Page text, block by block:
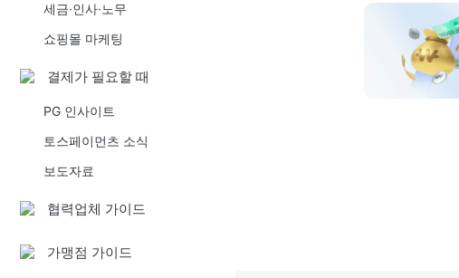
세금·인사·노무
쇼핑몰 마케팅
결제가 필요할 때
PG 인사이트
토스페이먼츠 소식
보도자료
협력업체 가이드
가맹점 가이드